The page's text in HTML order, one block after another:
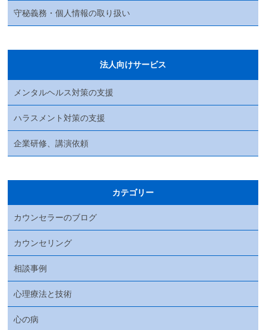
守秘義務・個人情報の取り扱い
法人向けサービス
メンタルヘルス対策の支援
ハラスメント対策の支援
企業研修、講演依頼
カテゴリー
カウンセラーのブログ
カウンセリング
相談事例
心理療法と技術
心の病